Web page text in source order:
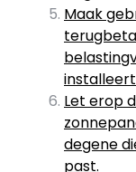
Maak
Let erop
degene
past.